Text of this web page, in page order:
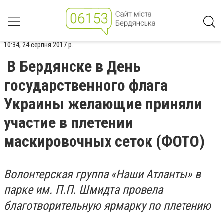
10:34, 24 серпня 2017 р.
В Бердянске в День
государственного флага
Украины желающие приняли
участие в плетении
маскировочных сеток (ФОТО)
Волонтерская группа «Наши Атланты» в
парке им. П.П. Шмидта провела
благотворительную ярмарку по плетению